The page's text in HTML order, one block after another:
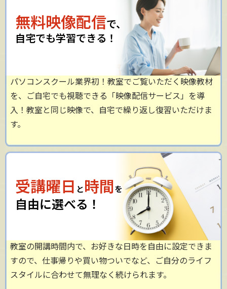
無料映像配信で、
自宅でも学習できる！
パソコンスクール業界初！教室でご覧いただく映像教材
を、ご自宅でも視聴できる「映像配信サービス」を導
入！教室と同じ映像で、自宅で繰り返し復習いただけま
す。
受講曜日 と時間を
自由に選べる！
教室の開講時間内で、お好きな日時を自由に設定できま
すので、仕事帰りや買い物ついでなど、ご自分のライフ
スタイルに合わせて無理なく続けられます。